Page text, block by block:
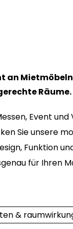
an
Räume.
Event
Sie unsere
Funktion
für Ihren
&